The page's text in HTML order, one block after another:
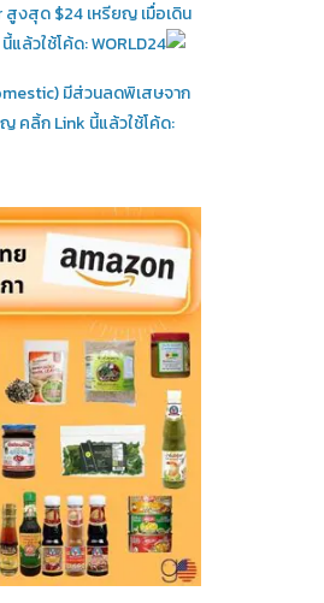
งสุด $24 เหรียญ เมื่อเดิน
แล้วใช้โค้ด: WORLD24
มีส่วนลดพิเสษจาก
คลิ้ก Link นี้แล้วใช้โค้ด: